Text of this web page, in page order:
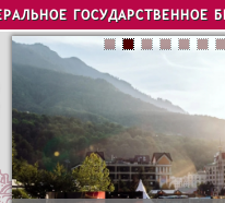
ГОСУДАРСТВЕННОЕ